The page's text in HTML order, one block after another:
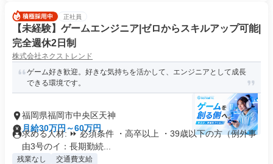
正社員
【未経験】ゲームエンジニア|ゼロからスキルアップ可能|
完全週休2日制
株式会社ネクストレンド
ゲーム好き歓迎。好きな気持ちを活かして、エンジニアとして成長
できる環境です。
福岡県福岡市中央区天神
月給30万円～60万円
求める人材: ⏩ 必須条件 ・高卒以上 ・39歳以下の方（例外事
由3号のイ：長期勤続...
残業なし 交通費支給